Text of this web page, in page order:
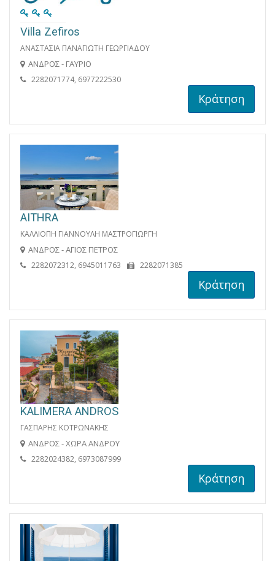
Villa Zefiros
ΑΝΑΣΤΑΣΙΑ ΠΑΝΑΓΙΩΤΗ ΓΕΩΡΓΙΑΔΟΥ
ΑΝΔΡΟΣ - ΓΑΥΡΙΟ
2282071774, 6977222530
Κράτηση
AITHRA
ΚΑΛΛΙΟΠΗ ΓΙΑΝΝΟΥΛΗ ΜΑΣΤΡΟΓΙΩΡΓΗ
ΑΝΔΡΟΣ - ΑΓΙΟΣ ΠΕΤΡΟΣ
2282072312, 6945011763 2282071385
Κράτηση
KALIMERA ANDROS
ΓΑΣΠΑΡΗΣ ΚΟΤΡΩΝΑΚΗΣ
ΑΝΔΡΟΣ - ΧΩΡΑ ΑΝΔΡΟΥ
2282024382, 6973087999
Κράτηση